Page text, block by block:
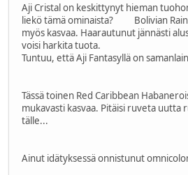
Aji Cristal on keskittynyt hieman
liekö tämä ominaista? Bolivian
myös kasvaa. Haarautunut jännästi
voisi harkita tuota.
Tuntuu, että Aji Fantasyllä on
Tässä toinen Red Caribbean
mukavasti kasvaa. Pitäisi ruveta uutta
tälle...
Ainut idätyksessä onnistunut